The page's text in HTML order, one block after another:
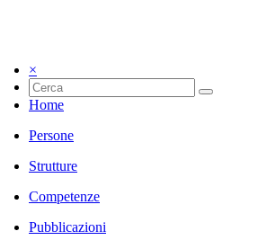
×
Home
Persone
Strutture
Competenze
Pubblicazioni